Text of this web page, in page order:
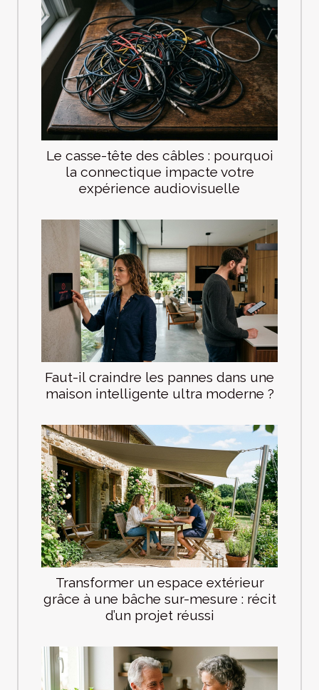
Le casse-tête des câbles : pourquoi
la connectique impacte votre
expérience audiovisuelle
Faut-il craindre les pannes dans une
maison intelligente ultra moderne ?
Transformer un espace extérieur
grâce à une bâche sur-mesure : récit
d’un projet réussi